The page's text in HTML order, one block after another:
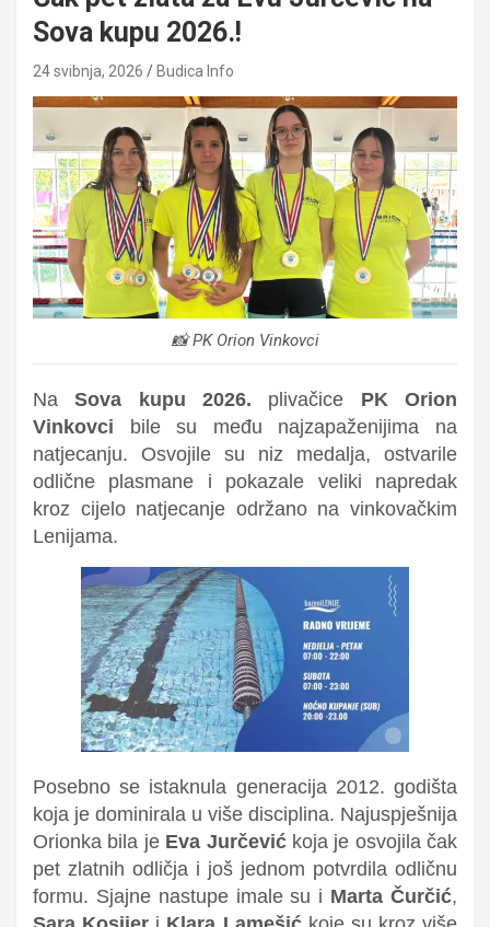
Sova kupu 2026.!
24 svibnja, 2026 Budica Info
📸 PK Orion Vinkovci
NaSova kupu 2026. plivačice PK Orion
Vinkovci bile su među najzapaženijima na
natjecanju. Osvojile su niz medalja, ostvarile
odlične plasmane i pokazale veliki napredak
kroz cijelo natjecanje održano na vinkovačkim
Lenijama.
Posebno se istaknula generacija 2012. godišta
koja je dominirala u više disciplina. Najuspješnija
Orionka bila jeEva Jurčevićkoja je osvojila čak
pet zlatnih odličja i još jednom potvrdila odličnu
formu. Sjajne nastupe imale su i Marta Čurčić,